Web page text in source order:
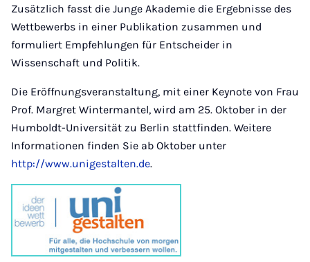
Zusätzlich fasst die Junge Akademie die Ergebnisse des
Wettbewerbs in einer Publikation zusammen und
formuliert Empfehlungen für Entscheider in
Wissenschaft und Politik.
Die Eröffnungsveranstaltung, mit einer Keynote von Frau
Prof. Margret Wintermantel, wird am 25. Oktober in der
Humboldt-Universität zu Berlin stattfinden. Weitere
Informationen finden Sie ab Oktober unter
http://www.unigestalten.de.